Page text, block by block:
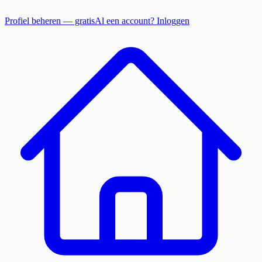
Profiel beheren — gratisAl een account? Inloggen